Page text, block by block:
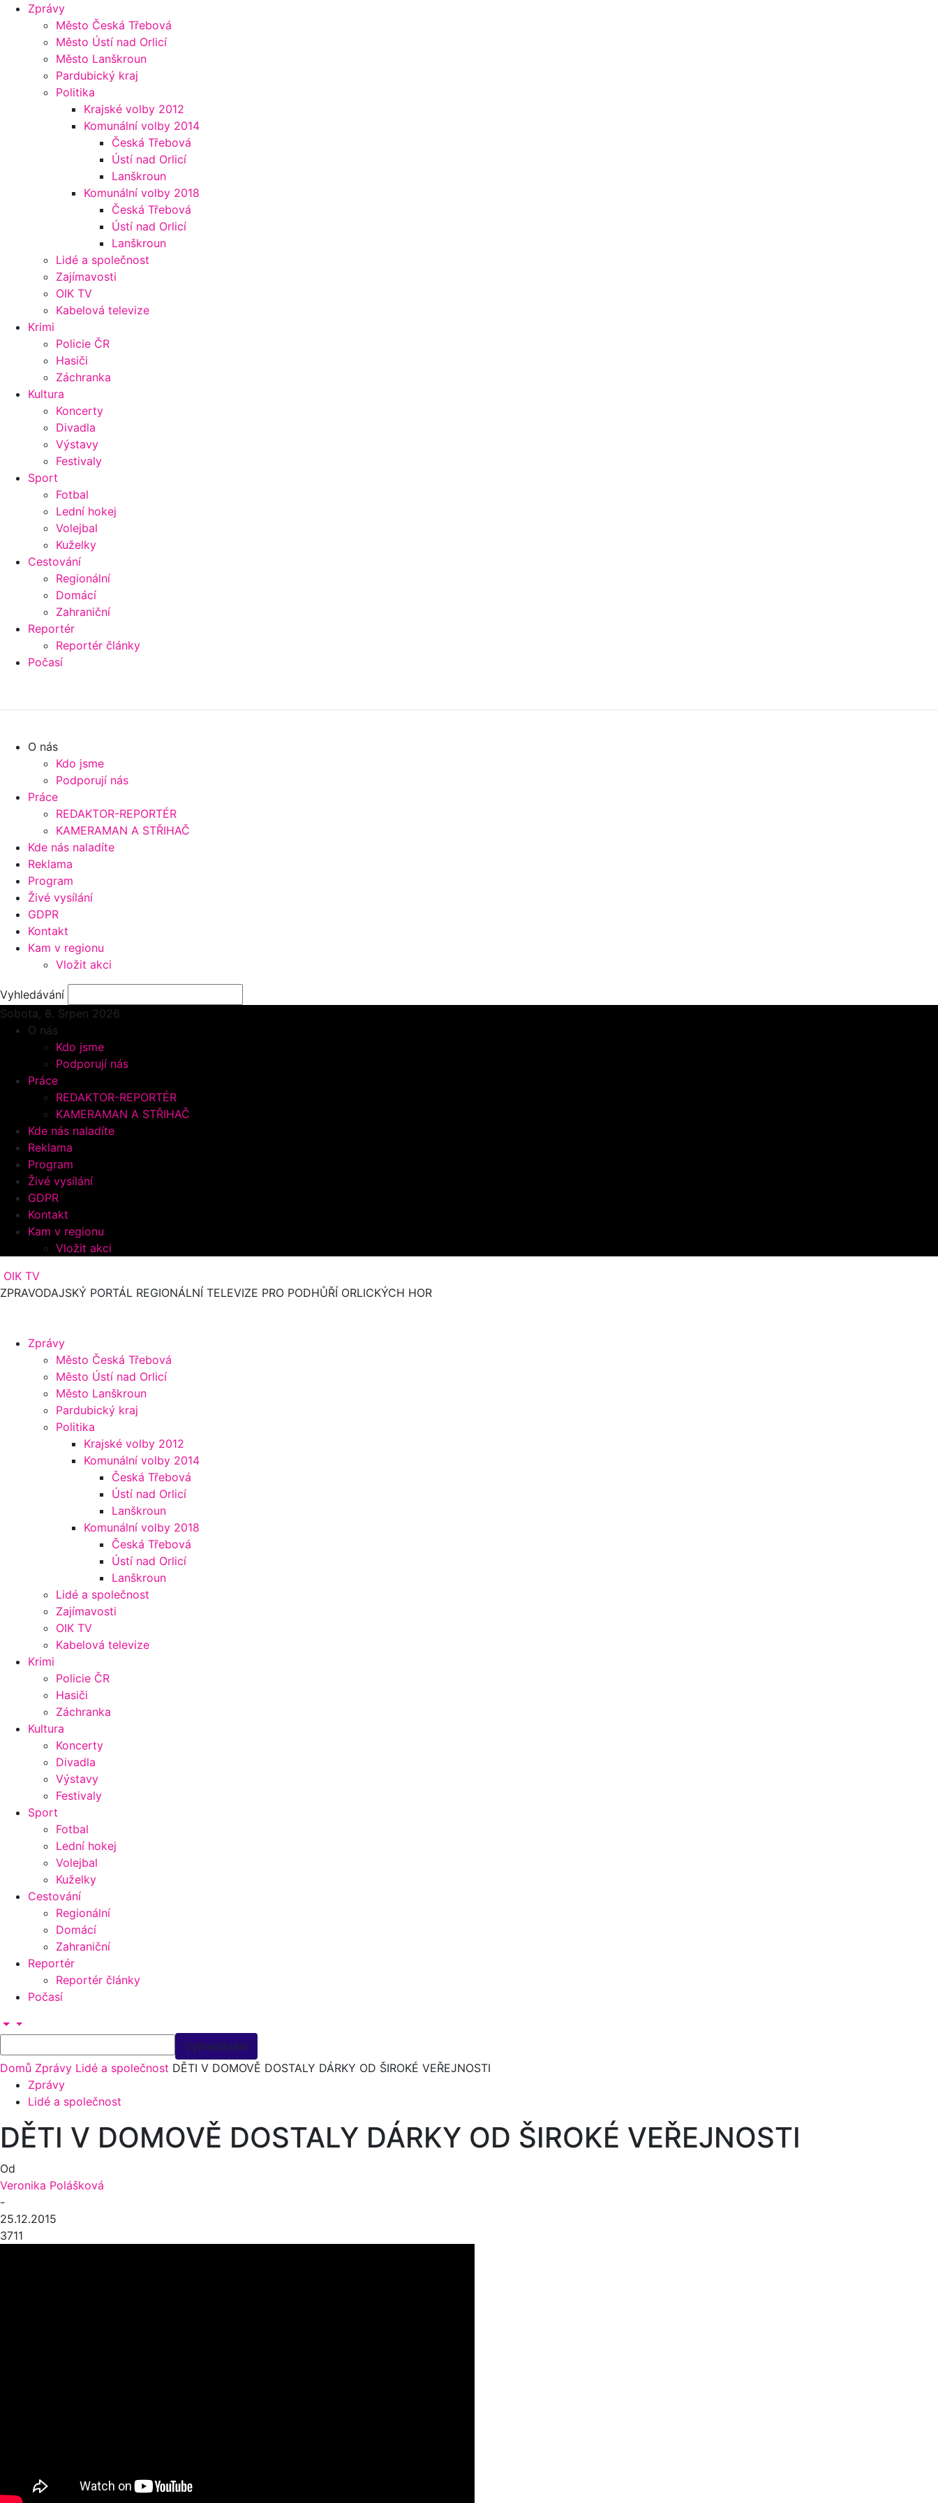
Zprávy
Město Česká Třebová
Město Ústí nad Orlicí
Město Lanškroun
Pardubický kraj
Politika
Krajské volby 2012
Komunální volby 2014
Česká Třebová
Ústí nad Orlicí
Lanškroun
Komunální volby 2018
Česká Třebová
Ústí nad Orlicí
Lanškroun
Lidé a společnost
Zajímavosti
OIK TV
Kabelová televize
Krimi
Policie ČR
Hasiči
Záchranka
Kultura
Koncerty
Divadla
Výstavy
Festivaly
Sport
Fotbal
Lední hokej
Volejbal
Kuželky
Cestování
Regionální
Domácí
Zahraniční
Reportér
Reportér články
Počasí
O nás
Kdo jsme
Podporují nás
Práce
REDAKTOR-REPORTÉR
KAMERAMAN A STŘIHAČ
Kde nás naladíte
Reklama
Program
Živé vysílání
GDPR
Kontakt
Kam v regionu
Vložit akci
Vyhledávání
Sobota, 8. Srpen 2026
O nás
Kdo jsme
Podporují nás
Práce
REDAKTOR-REPORTÉR
KAMERAMAN A STŘIHAČ
Kde nás naladíte
Reklama
Program
Živé vysílání
GDPR
Kontakt
Kam v regionu
Vložit akci
OIK TV
ZPRAVODAJSKÝ PORTÁL REGIONÁLNÍ TELEVIZE PRO PODHŮŘÍ ORLICKÝCH HOR
Zprávy
Město Česká Třebová
Město Ústí nad Orlicí
Město Lanškroun
Pardubický kraj
Politika
Krajské volby 2012
Komunální volby 2014
Česká Třebová
Ústí nad Orlicí
Lanškroun
Komunální volby 2018
Česká Třebová
Ústí nad Orlicí
Lanškroun
Lidé a společnost
Zajímavosti
OIK TV
Kabelová televize
Krimi
Policie ČR
Hasiči
Záchranka
Kultura
Koncerty
Divadla
Výstavy
Festivaly
Sport
Fotbal
Lední hokej
Volejbal
Kuželky
Cestování
Regionální
Domácí
Zahraniční
Reportér
Reportér články
Počasí
Domů Zprávy Lidé a společnost DĚTI V DOMOVĚ DOSTALY DÁRKY OD ŠIROKÉ VEŘEJNOSTI
Zprávy
Lidé a společnost
DĚTI V DOMOVĚ DOSTALY DÁRKY OD ŠIROKÉ VEŘEJNOSTI
Od
Veronika Polášková
-
25.12.2015
3711